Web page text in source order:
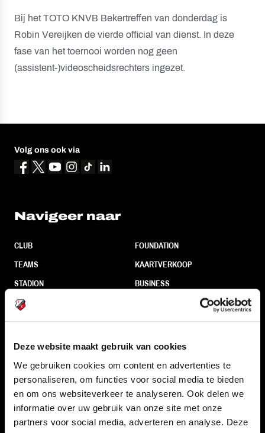
Deze website maakt gebruik van cookies
We gebruiken cookies om content en advertenties te
personaliseren, om functies voor social media te bieden
en om ons websiteverkeer te analyseren. Ook delen we
informatie over uw gebruik van onze site met onze
partners voor social media, adverteren en analyse. Deze
Bij het TOTO KNVB Bekertreffen van donderdag is
Robin Vereijken de vierde official van dienst. In deze
fase van het toernooi worden nog geen
(assistent-)videoscheidsrechters ingezet.
Volg ons ook via
Navigeer naar
CLUB
TEAMS
STADION
SUPPORTERS
FOUNDATION
KAARTVERKOOP
BUSINESS
VEELGESTELDE VRAGEN
CONTACT
WERKEN BIJ